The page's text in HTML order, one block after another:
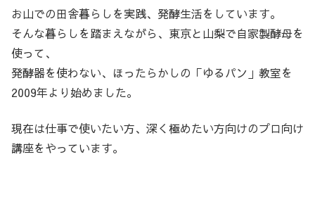
お山での田舎暮らしを実践、発酵生活をしています。
そんな暮らしを踏まえながら、東京と山梨で自家製酵母を
使って、
発酵器を使わない、ほったらかしの「ゆるパン」教室を
2009年より始めました。
現在は仕事で使いたい方、深く極めたい方向けのプロ向け
講座をやっています。